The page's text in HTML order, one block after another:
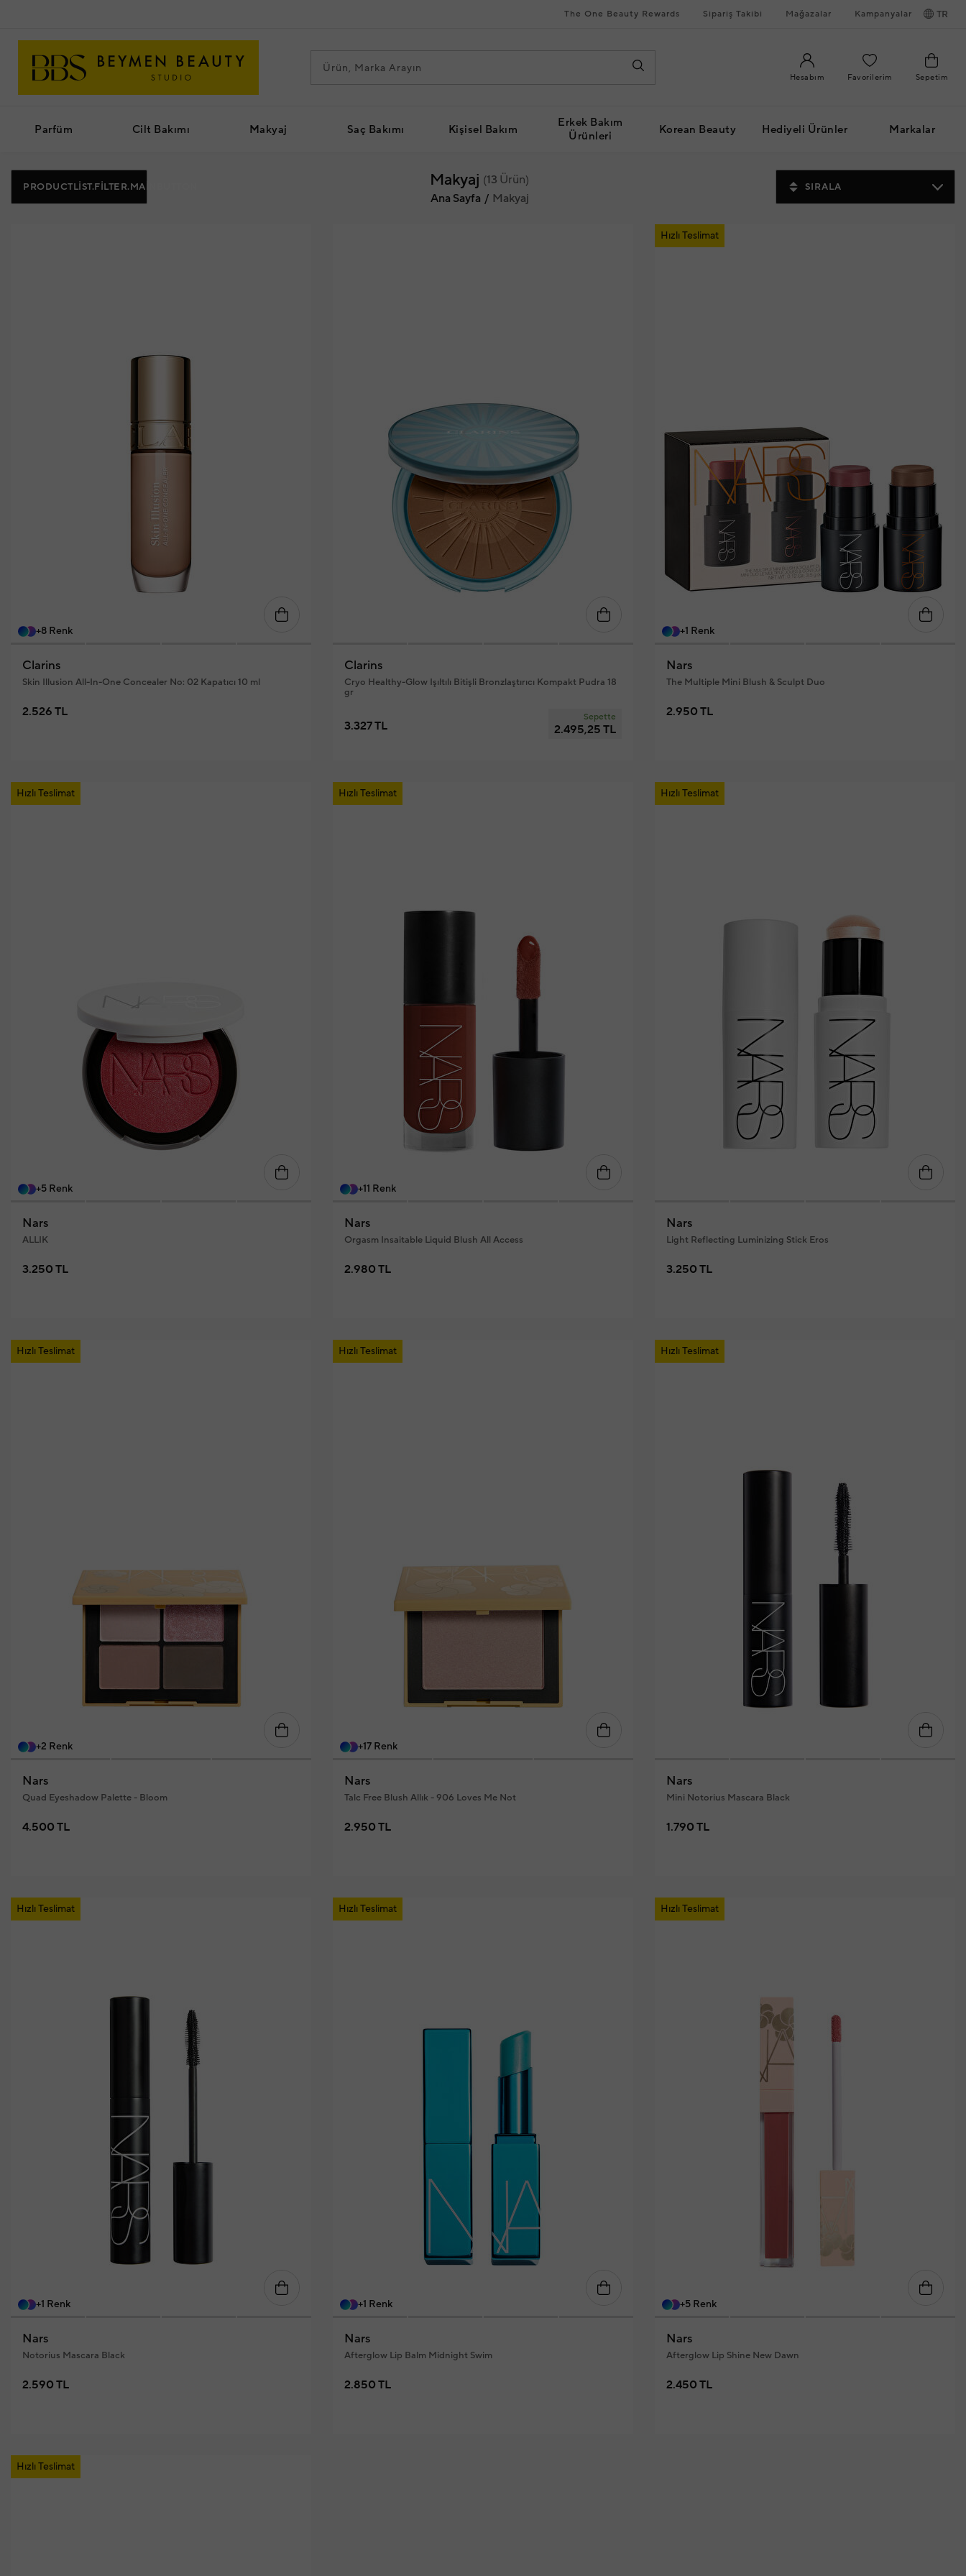
The One Beauty Rewards Sipariş Takibi Mağazalar Kampanyalar TR
Hesabım Favorilerim Sepetim
Parfüm Cilt Bakımı Makyaj Saç Bakımı Kişisel Bakım
Erkek Bakım
Ürünleri
Korean Beauty Hediyeli Ürünler Markalar
PRODUCTLIST.FILTER.MAINBUTTON Makyaj (13 Ürün)
Ana Sayfa
Makyaj
SIRALA
+8 Renk
Clarins
Skin Illusion All-In-One Concealer No: 02 Kapatıcı 10 ml
2.526 TL
Clarins
Cryo Healthy-Glow Işıltılı Bitişli Bronzlaştırıcı Kompakt Pudra 18
gr
3.327 TL
Sepette
2.495,25 TL
Hızlı Teslimat
+1 Renk
Nars
The Multiple Mini Blush & Sculpt Duo
2.950 TL
Hızlı Teslimat
+5 Renk
Nars
ALLIK
3.250 TL
Hızlı Teslimat
+11 Renk
Nars
Orgasm Insaitable Liquid Blush All Access
2.980 TL
Hızlı Teslimat
Nars
Light Reflecting Luminizing Stick Eros
3.250 TL
Hızlı Teslimat
+2 Renk
Nars
Quad Eyeshadow Palette - Bloom
4.500 TL
Hızlı Teslimat
+17 Renk
Nars
Talc Free Blush Allık - 906 Loves Me Not
2.950 TL
Hızlı Teslimat
Nars
Mini Notorius Mascara Black
1.790 TL
Hızlı Teslimat
+1 Renk
Nars
Notorius Mascara Black
2.590 TL
Hızlı Teslimat
+1 Renk
Nars
Afterglow Lip Balm Midnight Swim
2.850 TL
Hızlı Teslimat
+5 Renk
Nars
Afterglow Lip Shine New Dawn
2.450 TL
Hızlı Teslimat